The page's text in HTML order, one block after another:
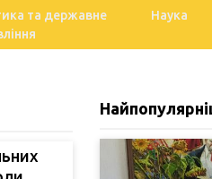
та державне
Наука